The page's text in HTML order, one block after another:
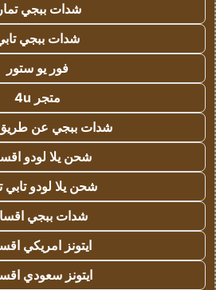
شدات ببجي
شدات ببجي
فور يو ستور
متجر 4u
شدات ببجي عن طريق
شحن يلا لودو
شحن يلا لودو تابي
شدات ببجي
ايتونز امريكي
ايتونز سعودي